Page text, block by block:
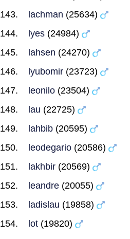
lachman (25634)
lyes (24984)
lahsen (24270)
lyubomir (23723)
leonilo (23504)
lau (22725)
lahbib (20595)
leodegario (20586)
lakhbir (20569)
leandre (20055)
ladislau (19858)
lot (19820)